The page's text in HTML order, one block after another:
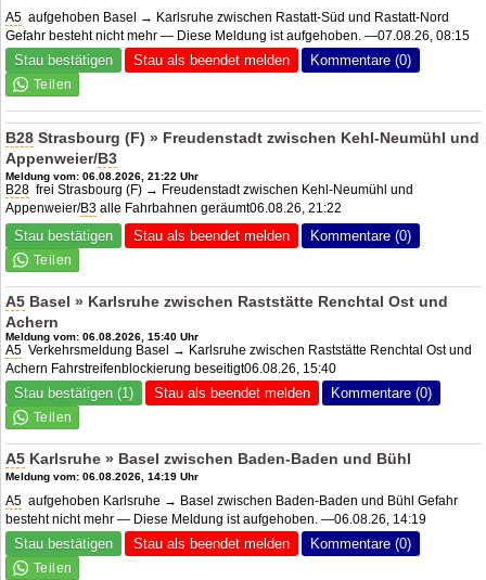
A5 aufgehoben Basel → Karlsruhe zwischen Rastatt-Süd und Rastatt-Nord
Gefahr besteht nicht mehr — Diese Meldung ist aufgehoben. —07.08.26, 08:15
Stau bestätigen Stau als beendet melden Kommentare (0)
B28 Strasbourg (F) » Freudenstadt zwischen Kehl-Neumühl und
Appenweier/B3
Meldung vom: 06.08.2026, 21:22 Uhr
B28 frei Strasbourg (F) → Freudenstadt zwischen Kehl-Neumühl und
Appenweier/B3 alle Fahrbahnen geräumt06.08.26, 21:22
Stau bestätigen Stau als beendet melden Kommentare (0)
A5 Basel » Karlsruhe zwischen Raststätte Renchtal Ost und
Achern
Meldung vom: 06.08.2026, 15:40 Uhr
A5 Verkehrsmeldung Basel → Karlsruhe zwischen Raststätte Renchtal Ost und
Achern Fahrstreifenblockierung beseitigt06.08.26, 15:40
Stau bestätigen (1) Stau als beendet melden Kommentare (0)
A5 Karlsruhe » Basel zwischen Baden-Baden und Bühl
Meldung vom: 06.08.2026, 14:19 Uhr
A5 aufgehoben Karlsruhe → Basel zwischen Baden-Baden und Bühl Gefahr
besteht nicht mehr — Diese Meldung ist aufgehoben. —06.08.26, 14:19
Stau bestätigen Stau als beendet melden Kommentare (0)